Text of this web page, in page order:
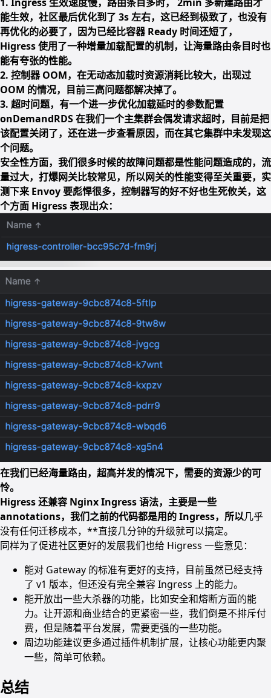
能生效，社区最后优化到了 3s 左右，这已经到极致了，也没有
再优化的必要了，因为已经比容器 Ready 时间还短了，
Higress 使用了一种增量加载配置的机制，让海量路由条目时也
能有夸张的性能。
2. 控制器 OOM，在无动态加载时资源消耗比较大，出现过
OOM 的情况，目前三高问题都解决掉了。
3. 超时问题，有一个进一步优化加载延时的参数配置
onDemandRDS 在我们一个主集群会偶发请求超时，目前是把
该配置关闭了，还在进一步查看原因，而在其它集群中未发现这
个问题。
安全性方面，我们很多时候的故障问题都是性能问题造成的，流
量过大，打爆网关比较常见，所以网关的性能变得至关重要，实
测下来 Envoy 要彪悍很多，控制器写的好不好也生死攸关，这
个方面 Higress 表现出众：
在我们已经海量路由，超高并发的情况下，需要的资源少的可
怜。
Higress 还兼容 Nginx Ingress 语法，主要是一些
annotations，我们之前的代码都是用的 Ingress，所以几乎
没有任何迁移成本，**直接几分钟的升级就可以搞定。
同样为了促进社区更好的发展我们也给 Higress 一些意见：
能对 Gateway 的标准有更好的支持，目前虽然已经支持
了 v1 版本，但还没有完全兼容 Ingress 上的能力。
能开放出一些大杀器的功能，比如安全和熔断方面的能
力。让开源和商业结合的更紧密一些，我们倒是不排斥付
费，但是随着平台发展，需要更强的一些功能。
周边功能建议更多通过插件机制扩展，让核心功能更内聚
一些，简单可依赖。
总结